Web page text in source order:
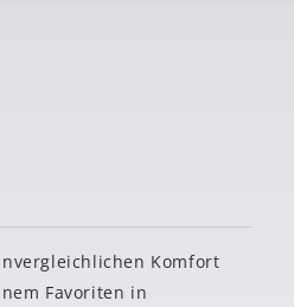
Komfort
Favoriten in